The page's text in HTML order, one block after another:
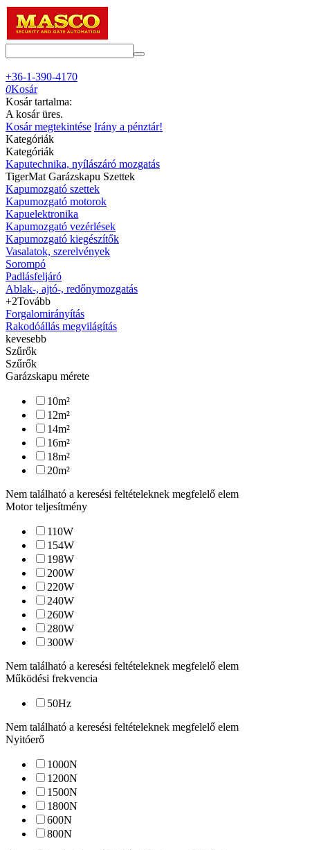
+36-1-390-4170
0Kosár
Kosár tartalma:
A kosár üres.
Kosár megtekintése Irány a pénztár!
Kategóriák
Kategóriák
Kaputechnika, nyílászáró mozgatás
TigerMat Garázskapu Szettek
Kapumozgató szettek
Kapumozgató motorok
Kapuelektronika
Kapumozgató vezérlések
Kapumozgató kiegészítők
Vasalatok, szerelvények
Sorompó
Padlásfeljáró
Ablak-, ajtó-, redőnymozgatás
+2Tovább
Forgalomirányítás
Rakodóállás megvilágítás
kevesebb
Szűrők
Szűrők
Garázskapu mérete
10m²
12m²
14m²
16m²
18m²
20m²
Nem található a keresési feltételeknek megfelelő elem
Motor teljesítmény
110W
154W
198W
200W
220W
240W
260W
280W
300W
Nem található a keresési feltételeknek megfelelő elem
Működési frekvencia
50Hz
Nem található a keresési feltételeknek megfelelő elem
Nyitóerő
1000N
1200N
1500N
1800N
600N
800N